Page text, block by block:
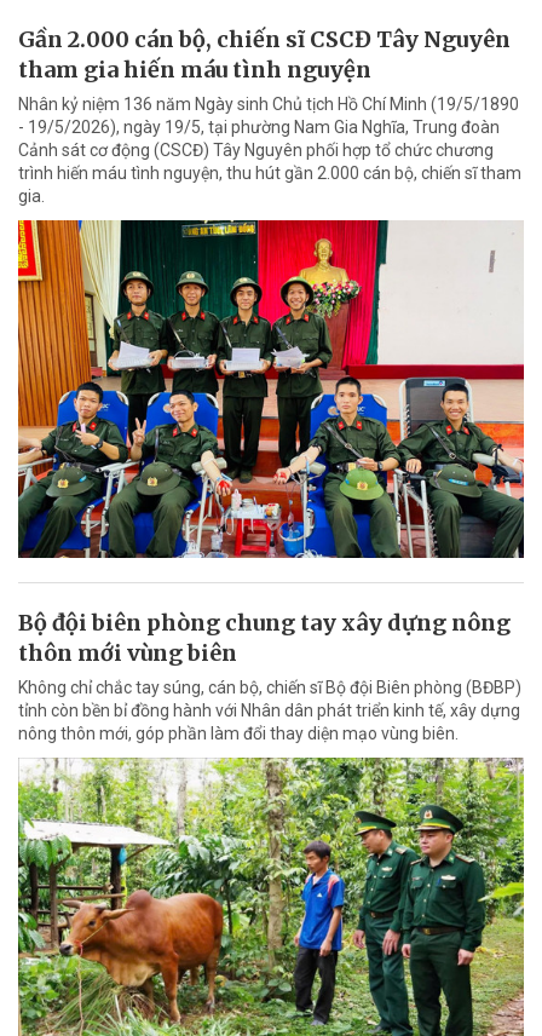
Gần 2.000 cán bộ, chiến sĩ CSCĐ Tây Nguyên
tham gia hiến máu tình nguyện
Nhân kỷ niệm 136 năm Ngày sinh Chủ tịch Hồ Chí Minh (19/5/1890
- 19/5/2026), ngày 19/5, tại phường Nam Gia Nghĩa, Trung đoàn
Cảnh sát cơ động (CSCĐ) Tây Nguyên phối hợp tổ chức chương
trình hiến máu tình nguyện, thu hút gần 2.000 cán bộ, chiến sĩ tham
gia.
Bộ đội biên phòng chung tay xây dựng nông
thôn mới vùng biên
Không chỉ chắc tay súng, cán bộ, chiến sĩ Bộ đội Biên phòng (BĐBP)
tỉnh còn bền bỉ đồng hành với Nhân dân phát triển kinh tế, xây dựng
nông thôn mới, góp phần làm đổi thay diện mạo vùng biên.